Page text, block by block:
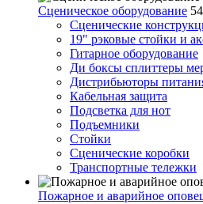
Сценическое оборудование
Сценические
19" рэковые стойки и
Гитарное оборудование
Ди боксы сплиттеры
Дистрибьюторы
Кабельная защита
Подсветка для нот
Подъемники
Стойки
Сценические коробки
Транспортные тележки
Пожарное и аварийное